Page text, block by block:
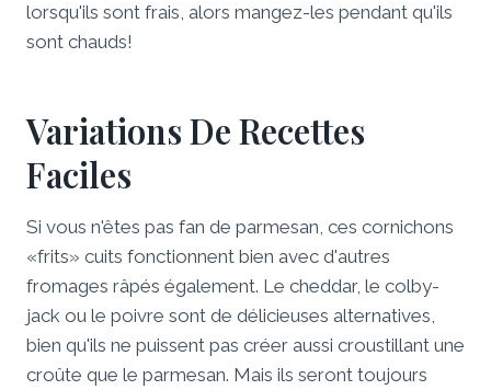
lorsqu'ils sont frais, alors mangez-les pendant qu'ils
sont chauds!
Variations De Recettes
Faciles
Si vous n'êtes pas fan de parmesan, ces cornichons
«frits» cuits fonctionnent bien avec d'autres
fromages râpés également. Le cheddar, le colby-
jack ou le poivre sont de délicieuses alternatives,
bien qu'ils ne puissent pas créer aussi croustillant une
croûte que le parmesan. Mais ils seront toujours